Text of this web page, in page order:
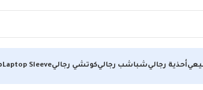
أحذية رجاليشباشب رجاليكوتشي رجاليLaptop Sleeve